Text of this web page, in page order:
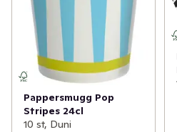
Pappersmugg Pop
Stripes 24cl
10 st, Duni